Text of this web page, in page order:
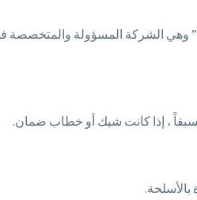
وهي الشركة المسؤولة